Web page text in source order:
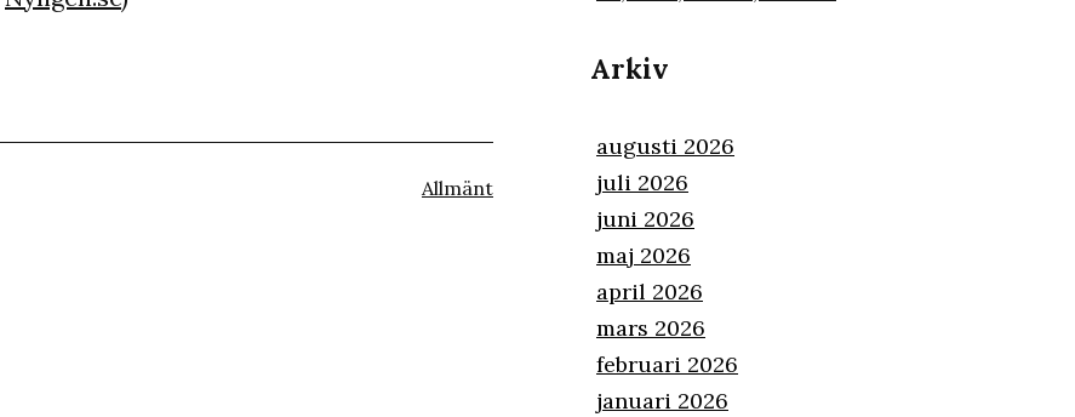
Kategoriserat
Allmänt
Arkiv
augusti 2026
juli 2026
juni 2026
maj 2026
april 2026
mars 2026
februari 2026
januari 2026